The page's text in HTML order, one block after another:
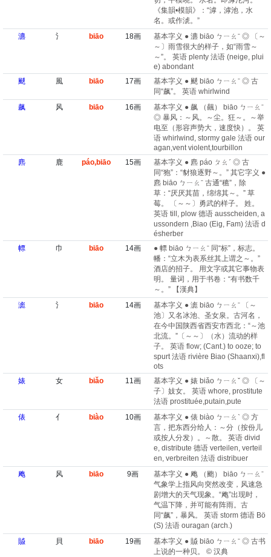
《集韻•模韻》：“滹，滹池，水
名。或作淲。”
瀌
氵 biāo 18画
基本字义 ● 瀌 biāo ㄅㄧㄠˉ ◎ 〔～
～〕雨雪很大的样子，如“雨雪～
～”。 英语 plenty 法语 (neige, plui
e)​ abondant
颷
風 biāo 17画
基本字义 ● 颷 biāo ㄅㄧㄠˉ ◎ 古
同“飙”。 英语 whirlwind
飙
风 biāo 16画
基本字义 ● 飙 （飆） biāo ㄅㄧㄠˉ
◎ 暴风：～风。～尘。狂～。～举
电至（形容声势大，速度快）。 英
语 whirlwind, stormy gale 法语 our
agan,vent violent,tourbillon
麃
鹿 páo,biāo 15画
基本字义 ● 麃 páo ㄆㄠˊ ◎ 古
同“狍”：“豺狼逐野～。” 其它字义 ●
麃 biāo ㄅㄧㄠˉ 古通“穮”，除
草：“厌厌其苗，绵绵其～。” 草
莓。 〔～～〕勇武的样子。 姓。
英语 till, plow 德语 ausscheiden, a
ussondern ,Biao (Eig, Fam) 法语 d
ésherber
幖
巾 biāo 14画
● 幖 biāo ㄅㄧㄠˉ 同“标”，标志。
幡：“立木为表系丝其上谓之～。”
酒店的招子。 用文字或其它事物表
明。 量词，用于书卷：“有书数千
～。” 【漢典】
滮
氵 biāo 14画
基本字义 ● 滮 biāo ㄅㄧㄠˉ 〔～
池〕又名冰池、圣女泉。古河名，
在今中国陕西省西安市西北：“～池
北流。”〔～～〕（水）流动的样
子。 英语 flow; (Cant.) to ooze; to
spurt 法语 rivière Biao (Shaanxi)​,fl
ots
婊
女 biǎo 11画
基本字义 ● 婊 biǎo ㄅㄧㄠˇ ◎ 〔～
子〕妓女。 英语 whore, prostitute
法语 prostituée,putain,pute
俵
亻 biào 10画
基本字义 ● 俵 biào ㄅㄧㄠˋ ◎ 方
言，把东西分给人：～分（按份儿
或按人分发）。～散。 英语 divid
e, distribute 德语 verteilen, verteil
en, verbreiten 法语 distribuer
飑
风 biāo 9画
基本字义 ● 飑 （颮） biāo ㄅㄧㄠˉ
气象学上指风向突然改变，风速急
剧增大的天气现象。“飑”出现时，
气温下降，并可能有阵雨。古
同“飙”，暴风。 英语 storm 德语 Bö
(S) 法语 ouragan (arch.)​
贆
貝 biāo 19画
基本字义 ● 贆 biāo ㄅㄧㄠˉ ◎ 古书
上说的一种贝。 © 汉典